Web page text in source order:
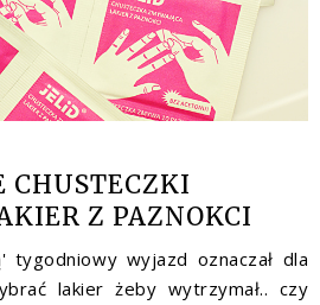
CHUSTECZKI
Z PAZNOKCI
tygodniowy wyjazd oznaczał dla
lakier żeby wytrzymał.. czy